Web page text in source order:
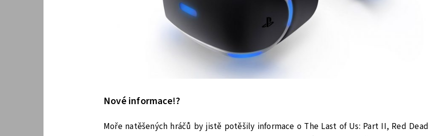
Nové informace!?
Moře natěšených hráčů by jistě potěšily informace o The Last of Us: Part II, Red Dead